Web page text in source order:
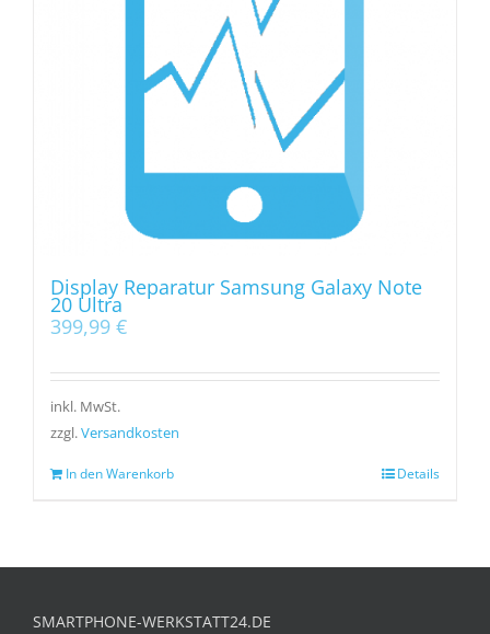
Display Reparatur Samsung Galaxy Note
20 Ultra
399,99 €
inkl. MwSt.
zzgl.Versandkosten
In den Warenkorb Details
SMARTPHONE-WERKSTATT24.DE